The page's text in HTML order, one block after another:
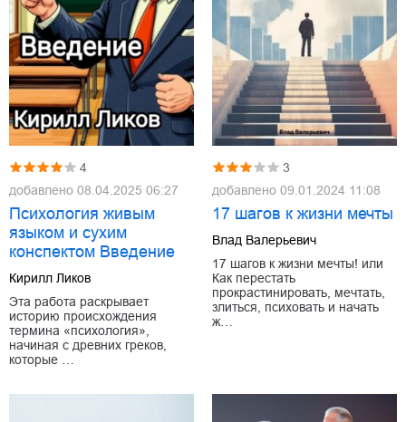
4
добавлено 08.04.2025 06:27
Психология живым
языком и сухим
конспектом Введение
Кирилл Ликов
Эта работа раскрывает
историю происхождения
термина «психология»,
начиная с древних греков,
которые …
3
добавлено 09.01.2024 11:08
17 шагов к жизни мечты
Влад Валерьевич
17 шагов к жизни мечты! или
Как перестать
прокрастинировать, мечтать,
злиться, психовать и начать
ж…